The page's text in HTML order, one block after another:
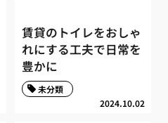
賃貸のトイレをおしゃ
れにする工夫で日常を
豊かに
2024.10.02
未分類